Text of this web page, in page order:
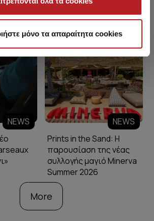
μόνο τα απαραίτητα cookies
Minerva Blog
NEWS
NEWS
Prints in the Sand: Η
παρουσίαση της νέας
συλλογής μαγιό Minerva
Summer 2026
More